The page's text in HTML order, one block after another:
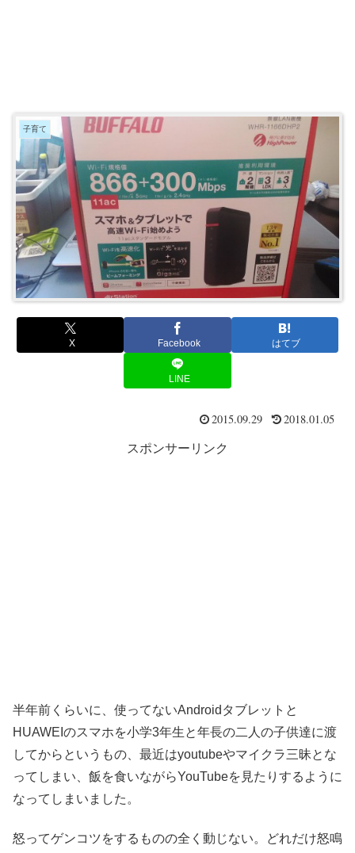
子育て
X Facebook はてブ
LINE
2015.09.29 2018.01.05
スポンサーリンク
半年前くらいに、使ってないAndroidタブレットと
HUAWEIのスマホを小学3年生と年長の二人の子供達に渡
してからというもの、最近はyoutubeやマイクラ三昧とな
ってしまい、飯を食いながらYouTubeを見たりするように
なってしまいました。
怒ってゲンコツをするものの全く動じない。どれだけ怒鳴